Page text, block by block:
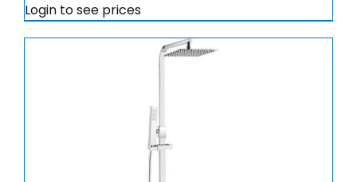
Login to see prices